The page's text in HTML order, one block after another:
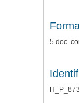
5 doc.